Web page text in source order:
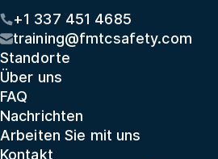
+1 337 451 4685
training@fmtcsafety.com
Standorte
Über uns
FAQ
Nachrichten
Arbeiten Sie mit uns
Kontakt